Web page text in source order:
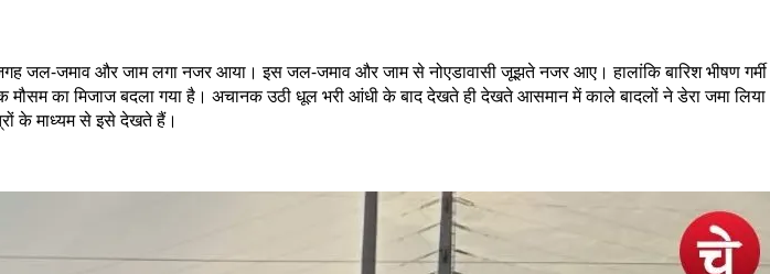
जल-जमाव और जाम लगा नजर आया। इस जल-जमाव और जाम से नोएडावासी जूझते नजर आए। हालांकि बारिश भीषण गर्मी
मौसम का मिजाज बदला गया है। अचानक उठी धूल भरी आंधी के बाद देखते ही देखते आसमान में काले बादलों ने डेरा जमा लिया
के माध्यम से इसे देखते हैं।